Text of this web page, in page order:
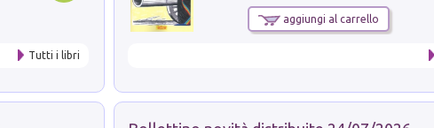
Tutti i libri
aggiungi al carrello